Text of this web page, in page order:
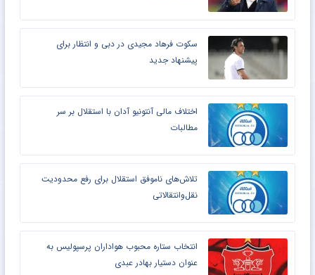
سکوت فرهاد مجیدی در دبی و انتظار برای
پیشنهاد جدید
اختلاف مالی آنتونیو آدان با استقلال بر سر
مطالبات
تلاش‌های ناموفق استقلال برای رفع محدودیت
نقل‌وانتقالاتی
انتخاب ستاره محبوب هواداران پرسپولیس به
عنوان دستیار بهادر عبدی